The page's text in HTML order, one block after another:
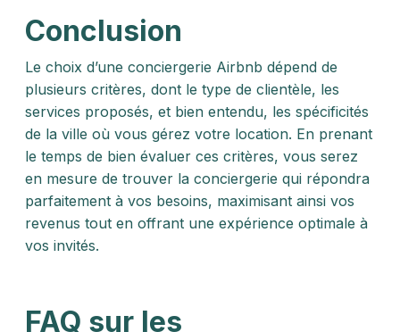
Conclusion
Le choix d’une conciergerie Airbnb dépend de
plusieurs critères, dont le type de clientèle, les
services proposés, et bien entendu, les spécificités
de la ville où vous gérez votre location. En prenant
le temps de bien évaluer ces critères, vous serez
en mesure de trouver la conciergerie qui répondra
parfaitement à vos besoins, maximisant ainsi vos
revenus tout en offrant une expérience optimale à
vos invités.
FAQ sur les